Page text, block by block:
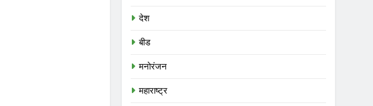
देश
बीड
मनोरंजन
महाराष्ट्र